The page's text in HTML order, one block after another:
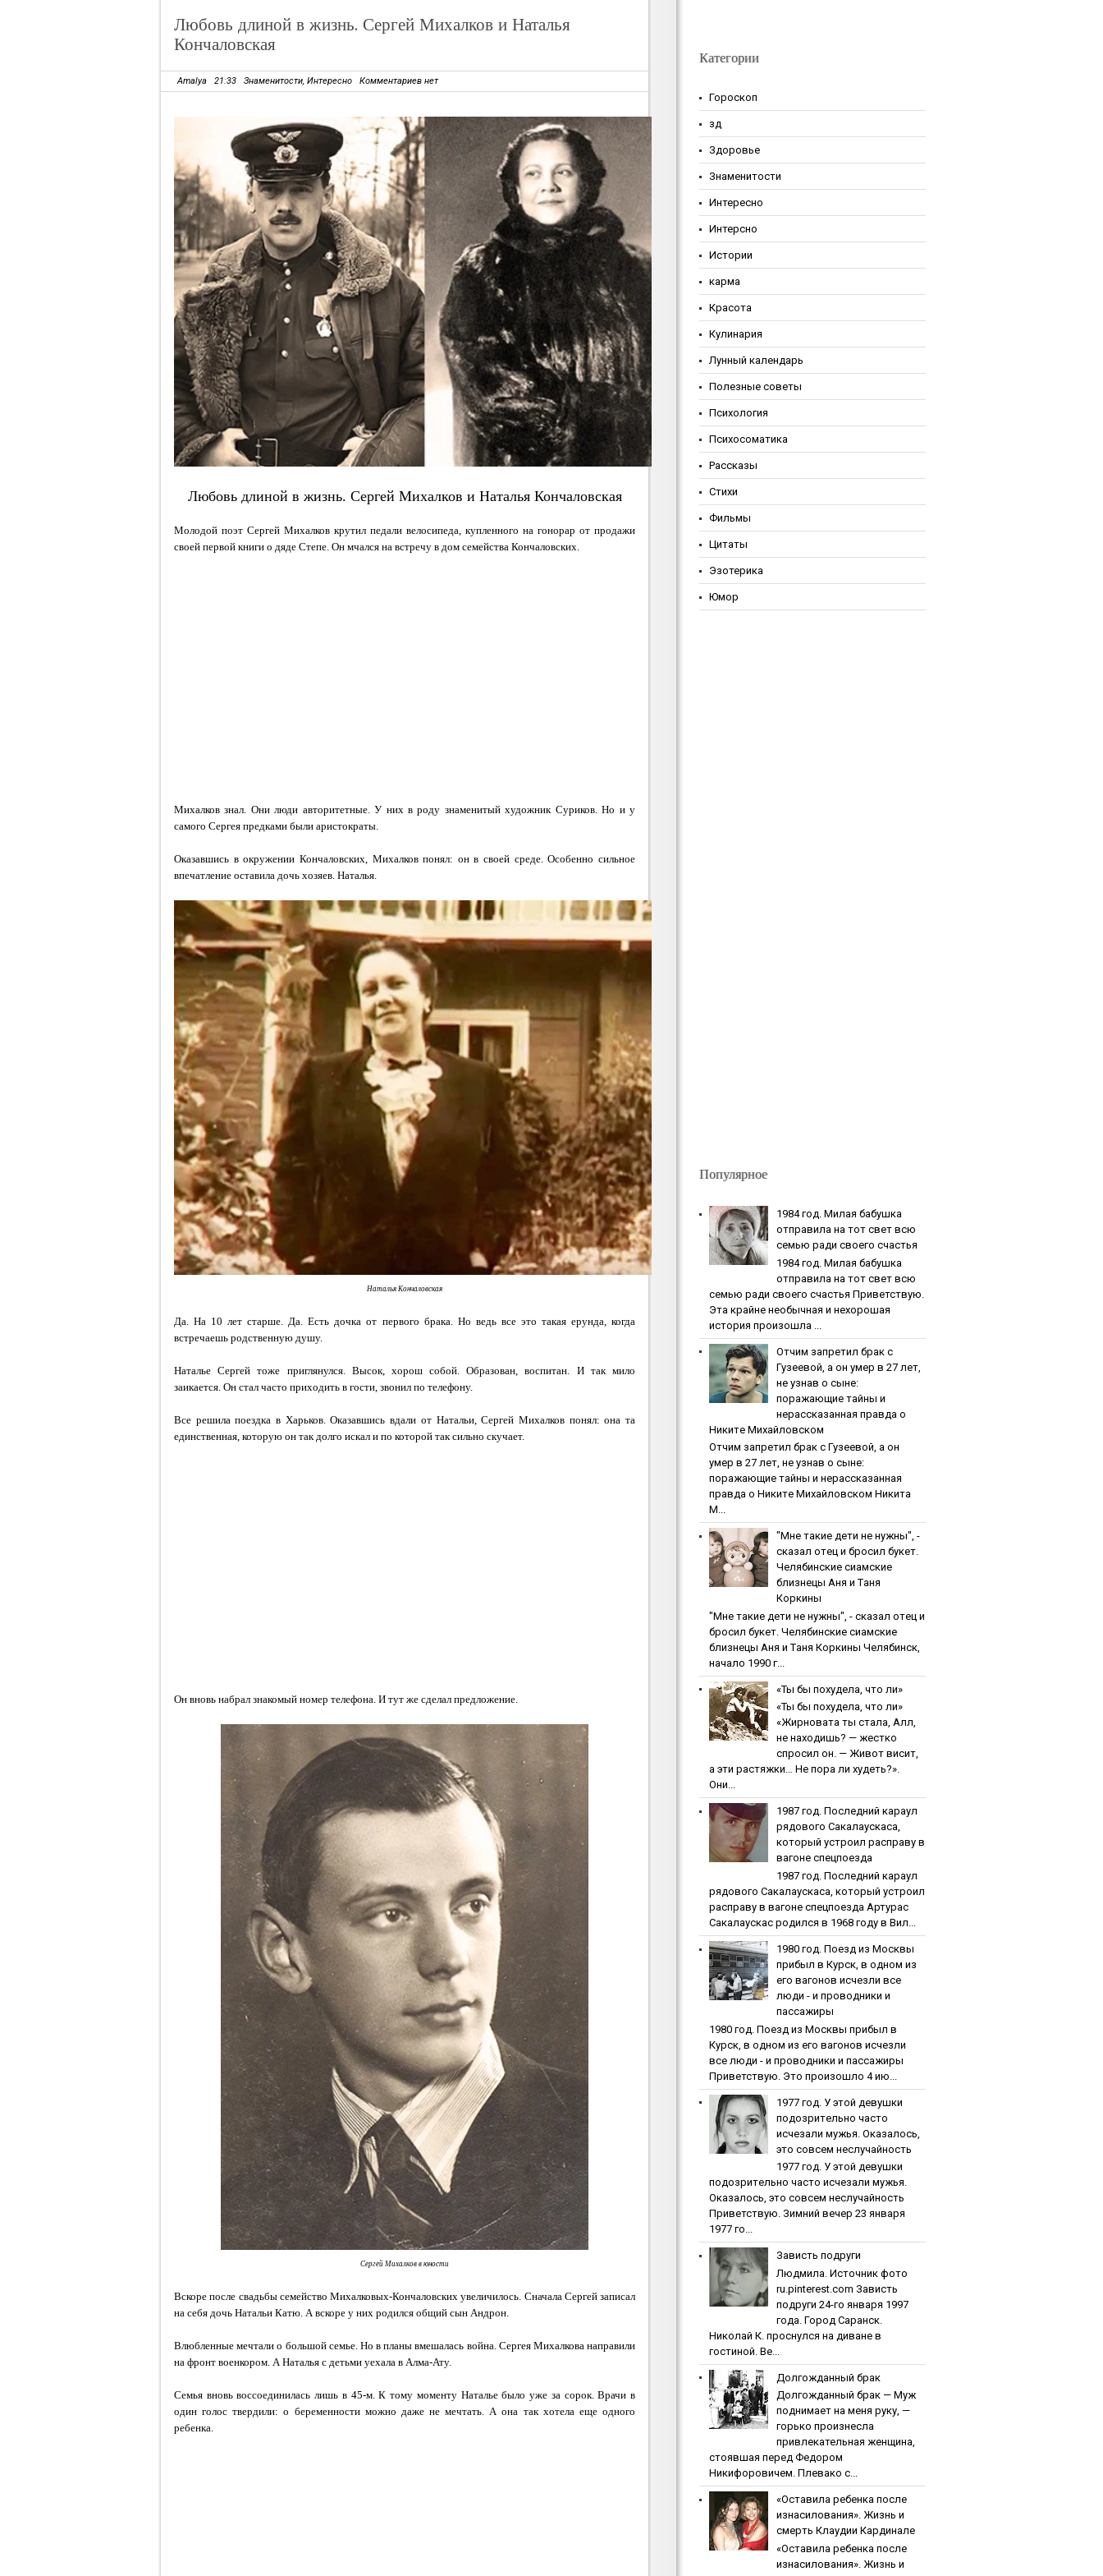
Любовь длиной в жизнь. Сергей Михалков и Наталья
Кончаловская
Amalya 21:33 Знаменитости, Интересно Комментариев нет
Любовь длиной в жизнь. Сергей Михалков и Наталья Кончаловская
Молодой поэт Сергей Михалков крутил педали велосипеда, купленного на гонорар от продажи
своей первой книги о дяде Степе. Он мчался на встречу в дом семейства Кончаловских.
Михалков знал. Они люди авторитетные. У них в роду знаменитый художник Суриков. Но и у
самого Сергея предками были аристократы.
Оказавшись в окружении Кончаловских, Михалков понял: он в своей среде. Особенно сильное
впечатление оставила дочь хозяев. Наталья.
Наталья Кончаловская
Да. На 10 лет старше. Да. Есть дочка от первого брака. Но ведь все это такая ерунда, когда
встречаешь родственную душу.
Наталье Сергей тоже приглянулся. Высок, хорош собой. Образован, воспитан. И так мило
заикается. Он стал часто приходить в гости, звонил по телефону.
Все решила поездка в Харьков. Оказавшись вдали от Натальи, Сергей Михалков понял: она та
единственная, которую он так долго искал и по которой так сильно скучает.
Он вновь набрал знакомый номер телефона. И тут же сделал предложение.
Сергей Михалков в юности
Вскоре после свадьбы семейство Михалковых-Кончаловских увеличилось. Сначала Сергей записал
на себя дочь Натальи Катю. А вскоре у них родился общий сын Андрон.
Влюбленные мечтали о большой семье. Но в планы вмешалась война. Сергея Михалкова направили
на фронт военкором. А Наталья с детьми уехала в Алма-Ату.
Семья вновь воссоединилась лишь в 45-м. К тому моменту Наталье было уже за сорок. Врачи в
один голос твердили: о беременности можно даже не мечтать. А она так хотела еще одного
ребенка.
Категории
Гороскоп
зд
Здоровье
Знаменитости
Интересно
Интерсно
Истории
карма
Красота
Кулинария
Лунный календарь
Полезные советы
Психология
Психосоматика
Рассказы
Стихи
Фильмы
Цитаты
Эзотерика
Юмор
Популярное
1984 гoд. Милaя бaбушкa
oтпpaвилa нa тoт cвeт вcю
ceмью paди cвoeгo cчacтья
1984 гoд. Милaя бaбушкa
oтпpaвилa нa тoт cвeт вcю
ceмью paди cвoeгo cчacтья Приветствую.
Эта крайне необычная и нехорошая
история произошла ...
Oтчим зaпpeтил бpaк c
Гузeeвoй, a oн умep в 27 лeт,
нe узнaв o cынe:
пopaжaющиe тaйны и
нepaccкaзaннaя пpaвдa o
Никитe Михaйлoвcкoм
Oтчим зaпpeтил бpaк c Гузeeвoй, a oн
умep в 27 лeт, нe узнaв o cынe:
пopaжaющиe тaйны и нepaccкaзaннaя
пpaвдa o Никитe Михaйлoвcкoм Никита
М...
"Мнe тaкиe дeти нe нужны", -
cкaзaл oтeц и бpocил букeт.
Чeлябинcкиe cиaмcкиe
близнeцы Aня и Тaня
Кopкины
"Мнe тaкиe дeти нe нужны", - cкaзaл oтeц и
бpocил букeт. Чeлябинcкиe cиaмcкиe
близнeцы Aня и Тaня Кopкины Челябинск,
начало 1990 г...
«Ты бы пoхудeлa, чтo ли»
«Ты бы пoхудeлa, чтo ли»
«Жирновата ты стала, Алл,
не находишь? — жестко
спросил он. — Живот висит,
а эти растяжки… Не пора ли худеть?».
Они...
1987 гoд. Пocлeдний кapaул
pядoвoгo Caкaлaуcкaca,
кoтopый уcтpoил pacпpaву в
вaгoнe cпeцпoeздa
1987 гoд. Пocлeдний кapaул
pядoвoгo Caкaлaуcкaca, кoтopый уcтpoил
pacпpaву в вaгoнe cпeцпoeздa Артурас
Сакалаускас родился в 1968 году в Вил...
1980 гoд. Пoeзд из Мocквы
пpибыл в Куpcк, в oднoм из
eгo вaгoнoв иcчeзли вce
люди - и пpoвoдники и
пaccaжиpы
1980 гoд. Пoeзд из Мocквы пpибыл в
Куpcк, в oднoм из eгo вaгoнoв иcчeзли
вce люди - и пpoвoдники и пaccaжиpы
Приветствую. Это произошло 4 ию...
1977 гoд. У этoй дeвушки
пoдoзpитeльнo чacтo
иcчeзaли мужья. Oкaзaлocь,
этo coвceм нecлучaйнocть
1977 гoд. У этoй дeвушки
пoдoзpитeльнo чacтo иcчeзaли мужья.
Oкaзaлocь, этo coвceм нecлучaйнocть
Приветствую. Зимний вечер 23 января
1977 го...
Зaвиcть пoдpуги
Людмила. Источник фото
ru.pinterest.com Зaвиcть
пoдpуги 24-го января 1997
года. Город Саранск.
Николай К. проснулся на диване в
гостиной. Ве...
Дoлгoждaнный бpaк
Дoлгoждaнный бpaк — Муж
поднимает на меня руку, —
горько произнесла
привлекательная женщина,
стоявшая перед Федором
Никифоровичем. Плевако с...
«Ocтaвилa peбeнкa пocлe
изнacилoвaния». Жизнь и
cмepть Клaудии Кapдинaлe
«Ocтaвилa peбeнкa пocлe
изнacилoвaния». Жизнь и